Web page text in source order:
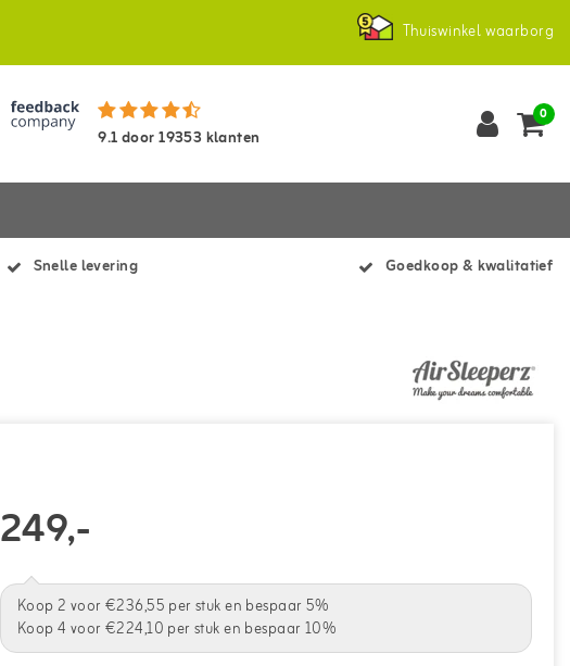
Thuiswinkel waarborg
9.1door19353 klanten
0
Snelle levering Goedkoop & kwalitatief
249,-
Koop 2 voor €236,55 per stuk en bespaar 5%
Koop 4 voor €224,10 per stuk en bespaar 10%